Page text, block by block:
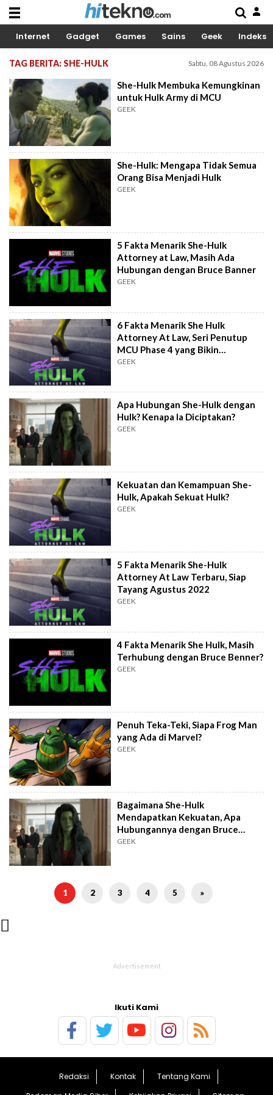
Internet Gadget Games Sains Geek Indeks
TAG BERITA: SHE-HULK Sabtu, 08 Agustus 2026
She-Hulk Membuka Kemungkinan
untuk Hulk Army di MCU
GEEK
She-Hulk: Mengapa Tidak Semua
Orang Bisa Menjadi Hulk
GEEK
5 Fakta Menarik She-Hulk
Attorney at Law, Masih Ada
Hubungan dengan Bruce Banner
GEEK
6 Fakta Menarik She Hulk
Attorney At Law, Seri Penutup
MCU Phase 4 yang Bikin
Penasaran
GEEK
Apa Hubungan She-Hulk dengan
Hulk? Kenapa Ia Diciptakan?
GEEK
Kekuatan dan Kemampuan She-
Hulk, Apakah Sekuat Hulk?
GEEK
5 Fakta Menarik She-Hulk
Attorney At Law Terbaru, Siap
Tayang Agustus 2022
GEEK
4 Fakta Menarik She Hulk, Masih
Terhubung dengan Bruce Benner?
GEEK
Penuh Teka-Teki, Siapa Frog Man
yang Ada di Marvel?
GEEK
Bagaimana She-Hulk
Mendapatkan Kekuatan, Apa
Hubungannya dengan Bruce
Banner?
GEEK
1 2 3 4 5 »

Ikuti Kami
Redaksi Kontak
Tentang Kami